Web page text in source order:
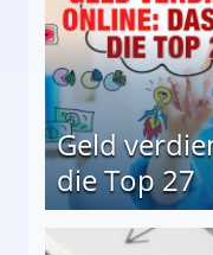
Geld
die Top 27